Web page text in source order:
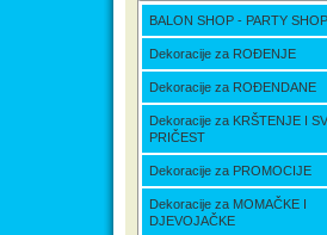
BALON SHOP - PARTY SHOP
Dekoracije za ROĐENJE
Dekoracije za ROĐENDANE
Dekoracije za KRŠTENJE I
PRIČEST
Dekoracije za PROMOCIJE
Dekoracije za MOMAČKE I
DJEVOJAČKE